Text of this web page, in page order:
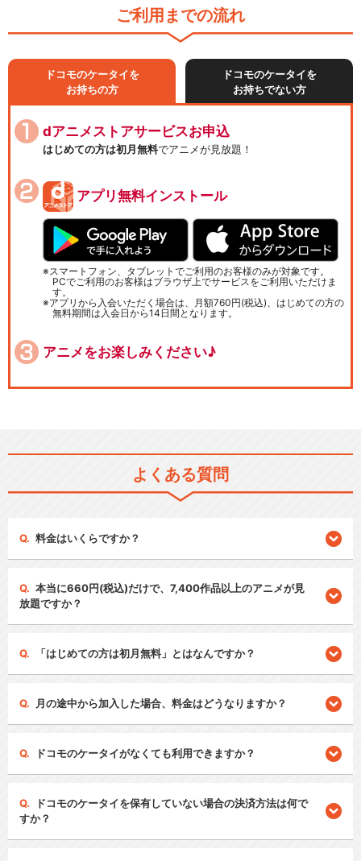
ご利用までの流れ
ドコモのケータイを
お持ちの方
ドコモのケータイを
お持ちでない方
dアニメストアサービスお申込
はじめての方は初月無料でアニメが見放題！
アプリ無料インストール
スマートフォン、タブレットでご利用のお客様のみが対象です。
PCでご利用のお客様はブラウザ上でサービスをご利用いただけま
す。
アプリから入会いただく場合は、月額760円(税込)、はじめての方の
無料期間は入会日から14日間となります。
アニメをお楽しみください♪
よくある質問
料金はいくらですか？
本当に660円(税込)だけで、7,400作品以上のアニメが見
放題ですか？
「はじめての方は初月無料」とはなんですか？
月の途中から加入した場合、料金はどうなりますか？
ドコモのケータイがなくても利用できますか？
ドコモのケータイを保有していない場合の決済方法は何で
すか？